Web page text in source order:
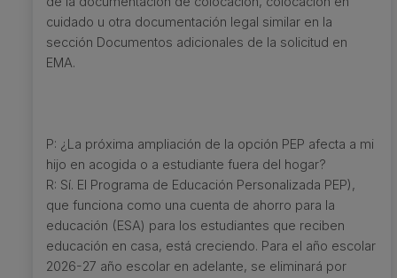
cuidado u otra documentación legal similar en la
sección Documentos adicionales de la solicitud en
EMA.
P: ¿La próxima ampliación de la opción PEP afecta a mi
hijo en acogida o a estudiante fuera del hogar?
R: Sí. El Programa de Educación Personalizada PEP),
que funciona como una cuenta de ahorro para la
educación (ESA) para los estudiantes que reciben
educación en casa, está creciendo. Para el año escolar
2026-27 año escolar en adelante, se eliminará por